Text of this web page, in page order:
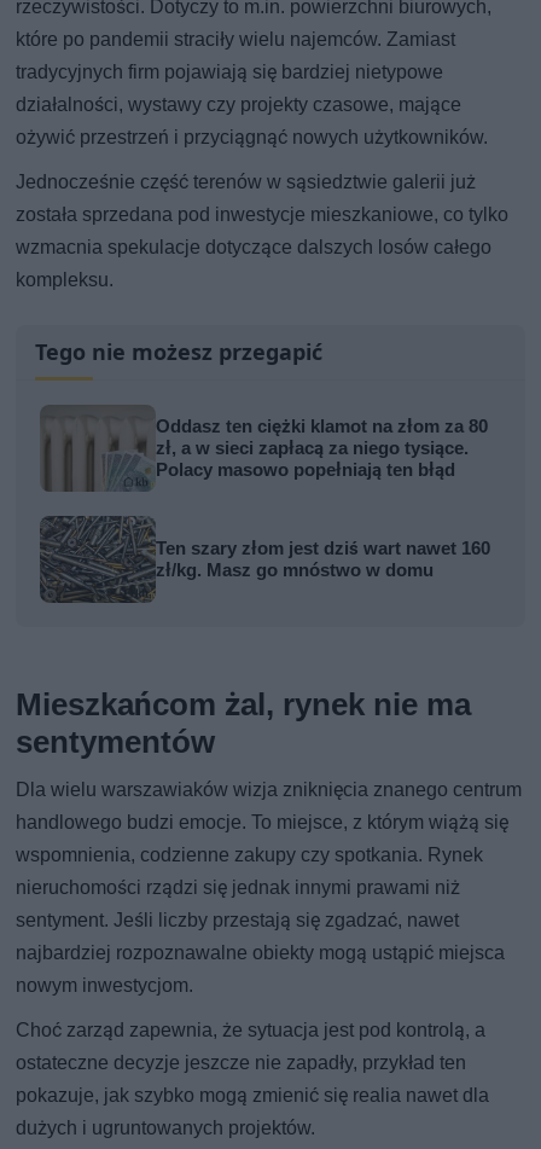
rzeczywistości. Dotyczy to m.in. powierzchni biurowych,
które po pandemii straciły wielu najemców. Zamiast
tradycyjnych firm pojawiają się bardziej nietypowe
działalności, wystawy czy projekty czasowe, mające
ożywić przestrzeń i przyciągnąć nowych użytkowników.
Jednocześnie część terenów w sąsiedztwie galerii już
została sprzedana pod inwestycje mieszkaniowe, co tylko
wzmacnia spekulacje dotyczące dalszych losów całego
kompleksu.
Tego nie możesz przegapić
Oddasz ten ciężki klamot na złom za 80
zł, a w sieci zapłacą za niego tysiące.
Polacy masowo popełniają ten błąd
Ten szary złom jest dziś wart nawet 160
zł/kg. Masz go mnóstwo w domu
Mieszkańcom żal, rynek nie ma
sentymentów
Dla wielu warszawiaków wizja zniknięcia znanego centrum
handlowego budzi emocje. To miejsce, z którym wiążą się
wspomnienia, codzienne zakupy czy spotkania. Rynek
nieruchomości rządzi się jednak innymi prawami niż
sentyment. Jeśli liczby przestają się zgadzać, nawet
najbardziej rozpoznawalne obiekty mogą ustąpić miejsca
nowym inwestycjom.
Choć zarząd zapewnia, że sytuacja jest pod kontrolą, a
ostateczne decyzje jeszcze nie zapadły, przykład ten
pokazuje, jak szybko mogą zmienić się realia nawet dla
dużych i ugruntowanych projektów.